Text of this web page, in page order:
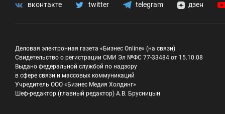
вконтакте twitter telegram дзен
Деловая электронная газета «Бизнес Online» (на связи)
Свидетельство о регистрации СМИ Эл №ФС 77-33484 от 15.10.08
Выдано федеральной службой по надзору
в сфере связи и массовых коммуникаций
Учредитель ООО «Бизнес Медия Холдинг»
Шеф-редактор (главный редактор) А.В. Брусницын